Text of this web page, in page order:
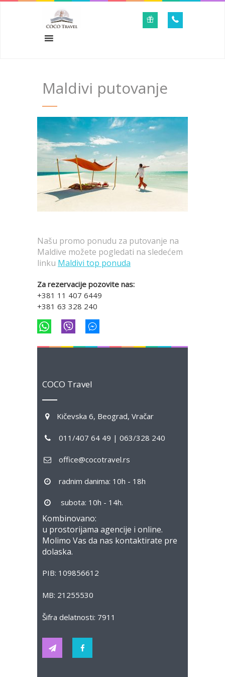
Maldivi putovanje
Našu promo ponudu za putovanje na
Maldive možete pogledati na sledećem
linku Maldivi top ponuda
Za rezervacije pozovite nas:
+381 11 407 6449
+381 63 328 240
COCO Travel
Kičevska 6, Beograd, Vračar
011/407 64 49 | 063/328 240
office@cocotravel.rs
radnim danima: 10h - 18h
subota: 10h - 14h.
Kombinovano:
u prostorijama agencije i online.
Molimo Vas da nas kontaktirate pre
dolaska.
PIB: 109856612
MB: 21255530
Šifra delatnosti: 7911